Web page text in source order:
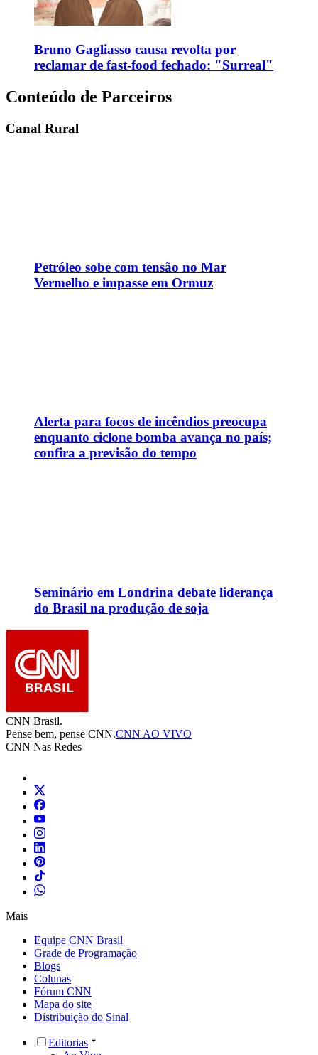
Bruno Gagliasso causa revolta por
reclamar de fast-food fechado: "Surreal"
Conteúdo de Parceiros
Canal Rural
enquanto ciclone bomba avança no país;
confira a previsão do tempo
Mais
Equipe CNN Brasil
Blogs
Colunas
Fórum CNN
Mapa do site
Auto
LifeStyle
Política
Índice CNN
Governo Lula
Câmara dos Deputados
Senado Federal
Políticas Públicas